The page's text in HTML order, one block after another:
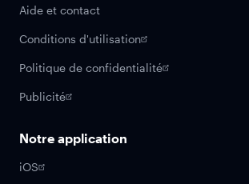
Aide et contact
Conditions d'utilisation
Politique de confidentialité
Publicité
Notre application
iOS